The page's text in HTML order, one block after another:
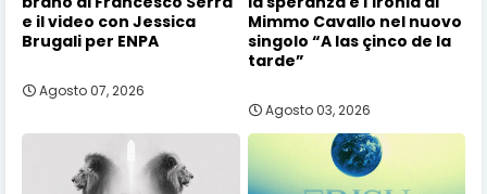
e il video con Jessica
Brugali per ENPA
Agosto 07, 2026
Mimmo Cavallo nel nuovo
singolo “A las çinco de la
tarde”
Agosto 03, 2026